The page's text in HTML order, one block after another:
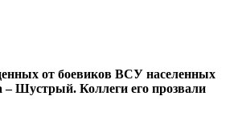
от боевиков ВСУ населенных
– Шустрый. Коллеги его прозвали